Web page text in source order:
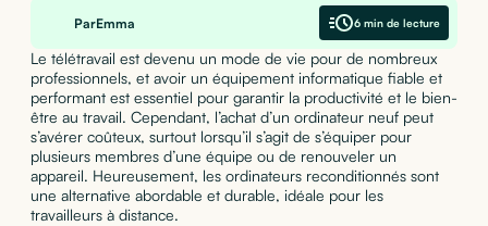
ParEmma 6 min de lecture
Le télétravail est devenu un mode de vie pour de nombreux
professionnels, et avoir un équipement informatique fiable et
performant est essentiel pour garantir la productivité et le bien-
être au travail. Cependant, l’achat d’un ordinateur neuf peut
s’avérer coûteux, surtout lorsqu’il s’agit de s’équiper pour
plusieurs membres d’une équipe ou de renouveler un
appareil. Heureusement, les ordinateurs reconditionnés sont
une alternative abordable et durable, idéale pour les
travailleurs à distance.